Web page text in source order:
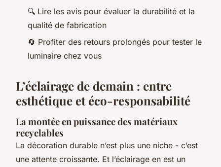
🔍 Lire les avis pour évaluer la durabilité et la
qualité de fabrication
🔄 Profiter des retours prolongés pour tester le
luminaire chez vous
L’éclairage de demain : entre
esthétique et éco-responsabilité
La montée en puissance des matériaux
recyclables
La décoration durable n’est plus une niche - c’est
une attente croissante. Et l’éclairage en est un